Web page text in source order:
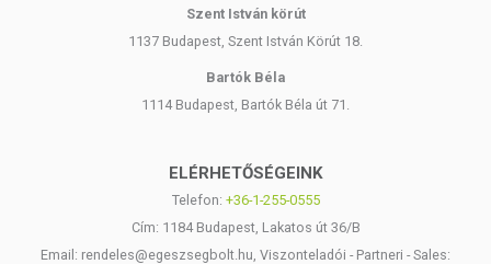
Szent István körút
1137 Budapest, Szent István Körút 18.
Bartók Béla
1114 Budapest, Bartók Béla út 71.
ELÉRHETŐSÉGEINK
Telefon: +36-1-255-0555
Cím: 1184 Budapest, Lakatos út 36/B
Email: rendeles@egeszsegbolt.hu, Viszonteladói - Partneri - Sales: